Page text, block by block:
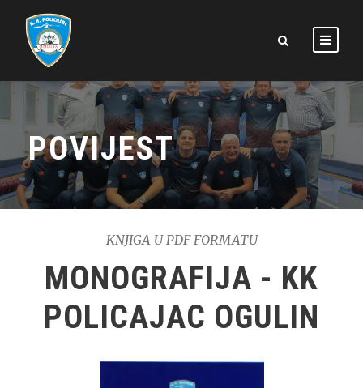
POVIJEST
KNJIGA U PDF FORMATU
MONOGRAFIJA - KK
POLICAJAC OGULIN